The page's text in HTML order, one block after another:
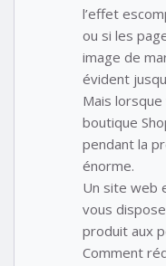
l’effet
ou si les
image de
évident
Mais lorsque
boutique
pendant la
énorme.
Un site web
vous
produit aux
Comment